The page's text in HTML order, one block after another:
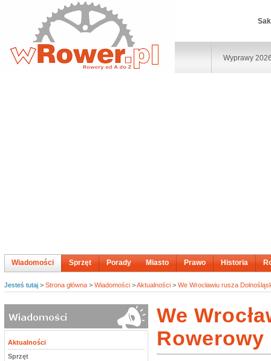
Wyprawy
Wiadomości Sprzęt Porady Miasto Prawo Historia
Jesteś tutaj > Strona główna > Wiadomości >Aktualności > We Wrocławiu rusza
Aktualności
Sprzęt
We
Rowerowy